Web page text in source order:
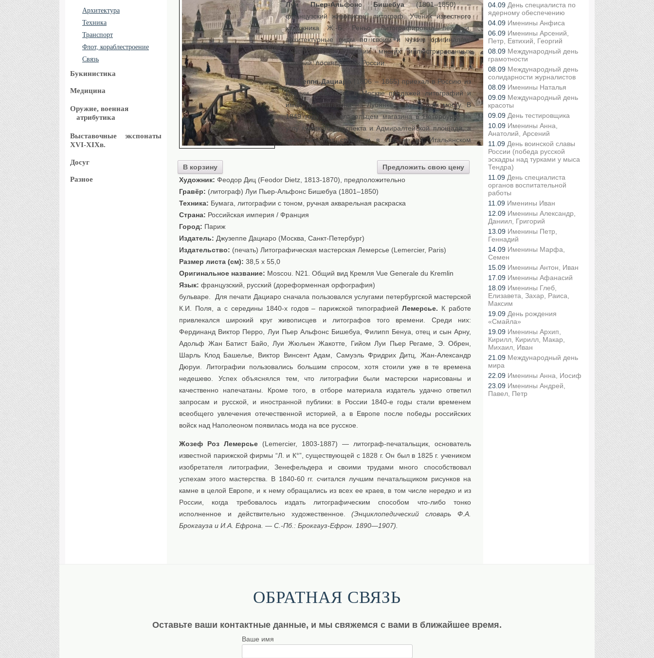
Архитектура
Техника
Транспорт
Флот, кораблестроение
Связь
Букинистика
Медицина
Оружие, военная
атрибутика
Выставочные
экспонаты
XVI-XIXв.
Досуг
Разное
В корзину Предложить свою цену
Художник: Феодор Диц (Feodor Dietz, 1813-1870), предположительно
Гравёр: (литограф) Луи Пьер-Альфонс Бишебуа (1801–1850)
Техника: Бумага, литографии с тоном, ручная акварельная раскраска
Страна: Российская империя / Франция
Город: Париж
Издатель: Джузеппе Дациаро (Москва, Санкт-Петербург)
Издательство: (печать) Литографическая мастерская Лемерсье (Lemercier, Paris)
Размер листа (см): 38,5 x 55,0
Оригинальное название: Moscou. N21. Общий вид Кремля Vue Generale du Kremlin
Язык: французский, русский (дореформенная орфография)
Луи Пьер-Альфонс Бишебуа(1801–1850) –
французский живописец, литограф. Ученик известного
художника Ж.-Б. Реньо. Литографировал пейзажи,
архитектурные виды по своим и чужим оригиналам.
Участвовал в создании многих иллюстрированных
изданий, посвящённых России.
Джузеппе Дациаро(1806 – 1865) приехал в Россию из
Италии, занимался в Москве продажей литографий и
имел два магазина на Лубянке и Кузнецком мосту. В
1849 году стал владельцем магазина в Петербурге на
углу Невского проспекта и Адмиралтейской площади, а
несколько лет спустя и в Париже на Итальянском
бульваре. Для печати Дациаро сначала пользовался услугами петербургской мастерской
К.И. Поля, а с середины 1840-х годов – парижской типографиeйЛемерсье. К работе
привлекался широкий круг живописцев и литографов того времени. Среди них:
Фердинанд Виктор Перро, Луи Пьер Альфонс Бишебуа, Филипп Бенуа, отец и сын Арну,
Адольф Жан Батист Байо, Луи Жюльен Жакотте, Гийом Луи Пьер Регаме, Э. Обрен,
Шарль Клод Башелье, Виктор Винсент Адам, Самуэль Фридрих Дитц, Жан-Александр
Дюруи. Литографии пользовались большим спросом, хотя стоили уже в те времена
недешево. Успех объяснялся тем, что литографии были мастерски нарисованы и
качественно напечатаны. Кроме того, в отборе материала издатель удачно ответил
запросам и русской, и иностранной публики: в России 1840-е годы стали временем
всеобщего увлечения отечественной историей, а в Европе после победы российских
войск над Наполеоном появилась мода на все русское.
Жозеф Роз Лемерсье (Lemercier, 1803-1887) — литограф-печатальщик, основатель
известной парижской фирмы “Л. и К°”, существующей с 1828 г. Он был в 1825 г. учеником
изобретателя литографии, Зенефельдера и своими трудами много способствовал
успехам этого мастерства. В 1840-60 гг. считался лучшим печатальщиком рисунков на
камне в целой Европе, и к нему обращались из всех ее краев, в том числе нередко и из
Poccии, когда требовалось издать литографическим способом что-либо тонко
исполненное и действительно художественное.(Энциклопедический словарь Ф.А.
Брокгауза и И.А. Ефрона. — С.-Пб.: Брокгауз-Ефрон. 1890—1907).
04.09 День специалиста по
ядерному обеспечению
04.09 Именины Анфиса
06.09 Именины Арсений,
Петр, Евтихий, Георгий
08.09 Международный день
грамотности
08.09 Международный день
солидарности журналистов
08.09 Именины Наталья
09.09 Международный день
красоты
09.09 День тестировщика
10.09 Именины Анна,
Анатолий, Арсений
11.09 День воинской славы
России (победа русской
эскадры над турками у мыса
Тендра)
11.09 День специалиста
органов воспитательной
работы
11.09 Именины Иван
12.09 Именины Александр,
Даниил, Григорий
13.09 Именины Петр,
Геннадий
14.09 Именины Марфа,
Семен
15.09 Именины Антон, Иван
17.09 Именины Афанасий
18.09 Именины Глеб,
Елизавета, Захар, Раиса,
Максим
19.09 День рождения
«Смайла»
19.09 Именины Архип,
Кирилл, Кирилл, Макар,
Михаил, Иван
21.09 Международный день
мира
22.09 Именины Анна, Иосиф
23.09 Именины Андрей,
Павел, Петр
ОБРАТНАЯ СВЯЗЬ
Оставьте ваши контактные данные, и мы свяжемся с вами в ближайшее время.
Ваше имя